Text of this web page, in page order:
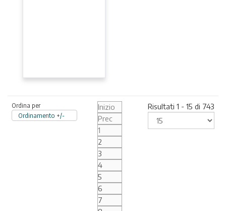
Ordina per
Ordinamento +/-
Inizio
Prec
1
2
3
4
5
6
7
Risultati 1 - 15 di 743